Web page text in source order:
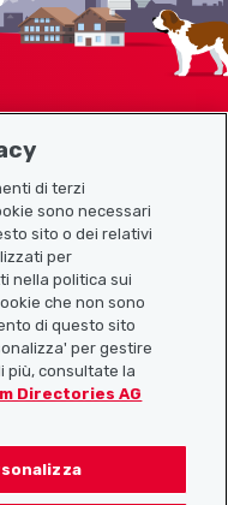
di terzi
sono necessari
sito o dei relativi
per
nella politica sui
che non sono
di questo sito
per gestire
più, consultate la
Directories AG